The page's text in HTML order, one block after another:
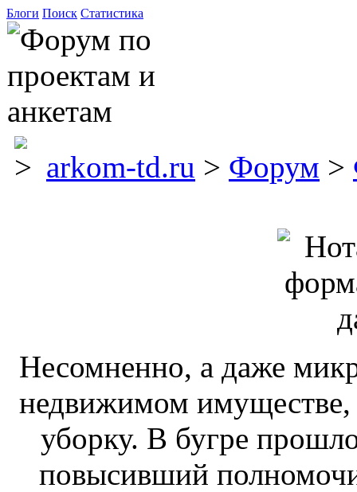
Блоги Поиск Статистика
arkom-td.ru > Форум >
Несомненно, а даже
недвижимом имуществе,
уборку. В бугре
повысивший